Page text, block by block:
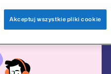
Akceptuj wszystkie pliki cookie